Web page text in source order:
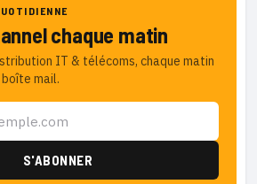
chaque matin
IT & télécoms, chaque matin
mail.